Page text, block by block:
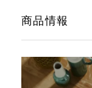
商品情報